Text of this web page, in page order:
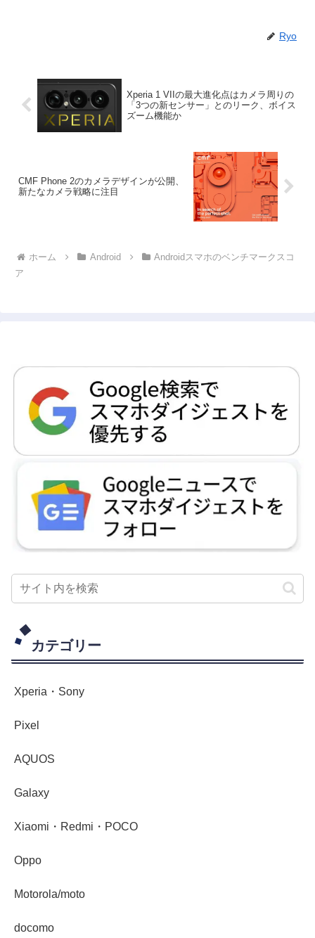
Ryo
Xperia 1 VIIの最大進化点はカメラ周りの
「3つの新センサー」とのリーク、ボイス
ズーム機能か
CMF Phone 2のカメラデザインが公開、
新たなカメラ戦略に注目
ホーム Android
Androidスマホのベンチマークスコ
ア
カテゴリー
Xperia・Sony
Pixel
AQUOS
Galaxy
Xiaomi・Redmi・POCO
Oppo
Motorola/moto
docomo